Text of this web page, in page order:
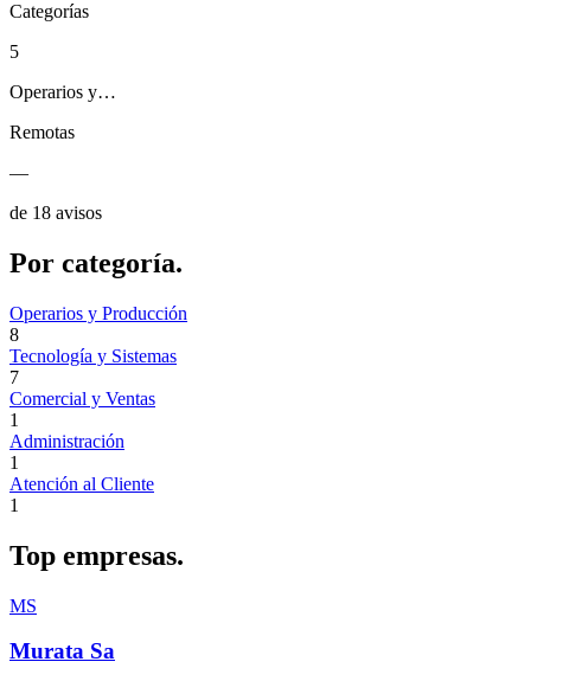
Categorías
5
Operarios y…
Remotas
—
de 18 avisos
Por categoría.
Operarios y Producción
8
Tecnología y Sistemas
7
Comercial y Ventas
1
Administración
1
Atención al Cliente
1
Top empresas.
MS
Murata Sa